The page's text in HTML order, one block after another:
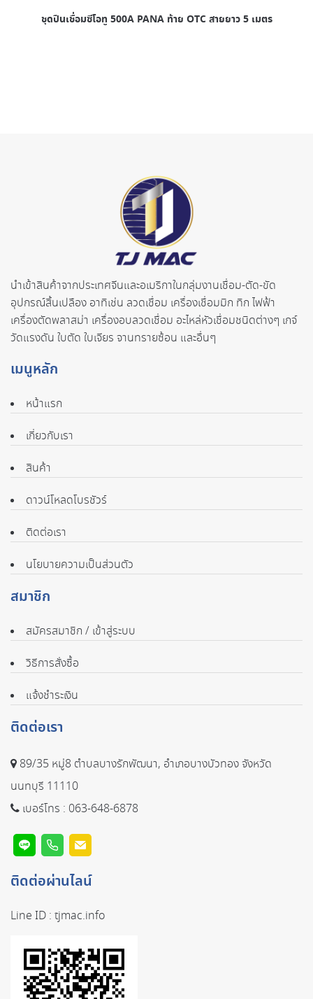
ชุดปืนเชื่อมซีโอทู 500A PANA ท้าย OTC สายยาว 5 เมตร
นำเข้าสินค้าจากประเทศจีนและอเมริกาในกลุ่มงานเชื่อม-ตัด-ขัด
อุปกรณ์สิ้นเปลือง อาทิเช่น ลวดเชื่อม เครื่องเชื่อมมิก ทิก ไฟฟ้า
เครื่องตัดพลาสม่า เครื่องอบลวดเชื่อม อะไหล่หัวเชื่อมชนิดต่างๆ เกจ์
วัดแรงดัน ใบตัด ใบเจียร จานทรายซ้อน และอื่นๆ
เมนูหลัก
หน้าแรก
เกี่ยวกับเรา
สินค้า
ดาวน์โหลดโบรชัวร์
ติดต่อเรา
นโยบายความเป็นส่วนตัว
สมาชิก
สมัครสมาชิก / เข้าสู่ระบบ
วิธีการสั่งซื้อ
แจ้งชำระเงิน
ติดต่อเรา
89/35 หมู่8 ตำบลบางรักพัฒนา, อำเภอบางบัวทอง จังหวัด
นนทบุรี 11110
เบอร์โทร : 063-648-6878
ติดต่อผ่านไลน์
Line ID : tjmac.info